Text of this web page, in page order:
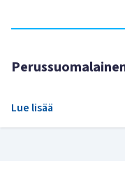
Lue lisää